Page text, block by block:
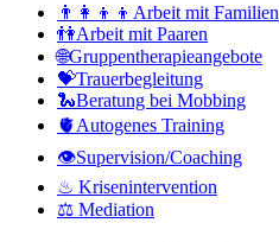
👨‍👩‍👦‍👦Arbeit mit Familien
👫Arbeit mit Paaren
🌐Gruppentherapieangebote
💝Trauerbegleitung
🐍Beratung bei Mobbing
🫀Autogenes Training
👁Supervision/Coaching
♨ Krisenintervention
⚖ Mediation